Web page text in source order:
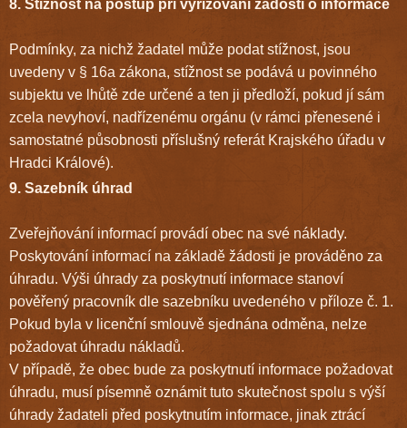
8. Stížnost na postup při vyřizování žádosti o informace
Podmínky, za nichž žadatel může podat stížnost, jsou
uvedeny v § 16a zákona, stížnost se podává u povinného
subjektu ve lhůtě zde určené a ten ji předloží, pokud jí sám
zcela nevyhoví, nadřízenému orgánu (v rámci přenesené i
samostatné působnosti příslušný referát Krajského úřadu v
Hradci Králové).
9. Sazebník úhrad
Zveřejňování informací provádí obec na své náklady.
Poskytování informací na základě žádosti je prováděno za
úhradu. Výši úhrady za poskytnutí informace stanoví
pověřený pracovník dle sazebníku uvedeného v příloze č. 1.
Pokud byla v licenční smlouvě sjednána odměna, nelze
požadovat úhradu nákladů.
V případě, že obec bude za poskytnutí informace požadovat
úhradu, musí písemně oznámit tuto skutečnost spolu s výší
úhrady žadateli před poskytnutím informace, jinak ztrácí